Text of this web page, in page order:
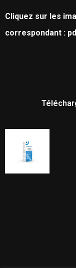
Cliquez sur les
correspondant :